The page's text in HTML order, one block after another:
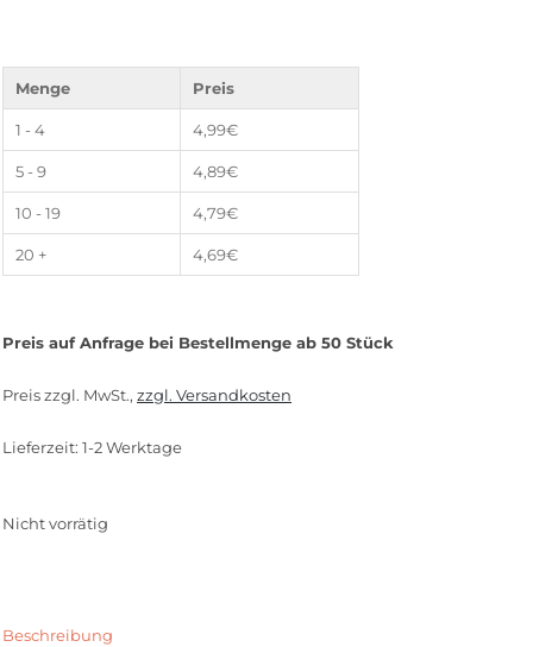
Nicht vorrätig
Menge Preis
1 - 4 4,99€
5 - 9 4,89€
10 - 19 4,79€
20 + 4,69€
Preis auf Anfrage bei Bestellmenge ab 50 Stück
Preis zzgl. MwSt., zzgl. Versandkosten
Lieferzeit: 1-2 Werktage
Beschreibung